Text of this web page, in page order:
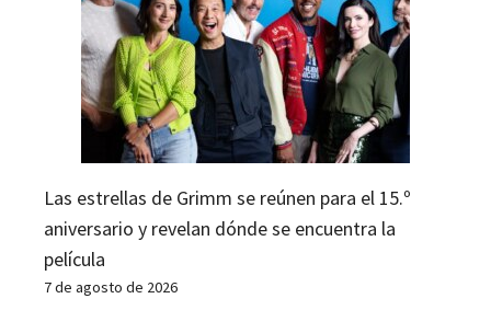
Las estrellas de Grimm se reúnen para el 15.º
aniversario y revelan dónde se encuentra la
película
7 de agosto de 2026